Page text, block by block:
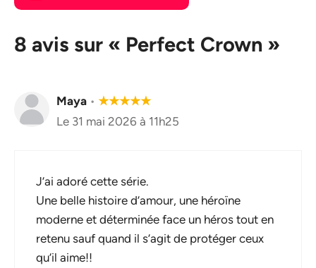
8 avis sur « Perfect Crown »
Maya • ★★★★★
Le 31 mai 2026 à 11h25
J’ai adoré cette série.
Une belle histoire d’amour, une héroïne
moderne et déterminée face un héros tout en
retenu sauf quand il s’agit de protéger ceux
qu’il aime!!